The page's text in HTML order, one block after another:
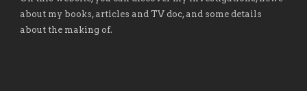
about my books, articles and TV doc, and some details
about the making of.